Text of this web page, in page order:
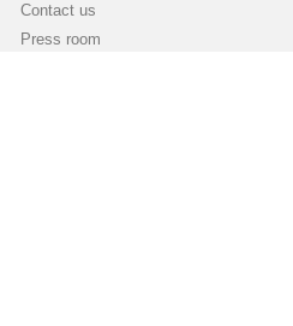
Contact us
Press room